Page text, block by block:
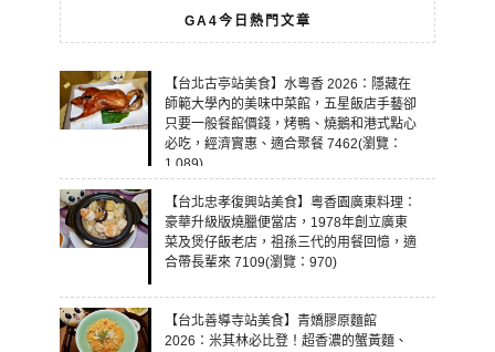
GA4今日熱門文章
【台北古亭站美食】水粵香 2026：隱藏在
師範大學內的美味中菜館，五星飯店手藝卻
只要一般餐館價錢，烤鴨、燒鵝和港式點心
必吃，經濟實惠、適合聚餐 7462(瀏覽：
1,089)
【台北忠孝復興站美食】粵香園廣東料理：
豪華升級版燒臘便當店，1978年創立廣東
菜及煲仔飯老店，祖孫三代的用餐回憶，適
合帶長輩來 7109(瀏覽：970)
【台北善導寺站美食】青嬌膠原麵館
2026：米其林必比登！超香濃的蟹黃麵、